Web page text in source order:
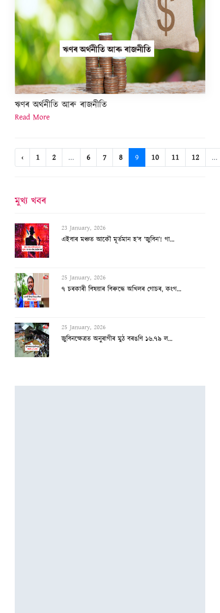
ঋণৰ অৰ্থনীতি আৰু ৰাজনীতি
Read More
‹ 1 2 ... 6 7 8 9 10 11 12 ...
মুখ্য খবৰ
23 January, 2026
এইবাৰ মঞ্চত আকৌ মূৰ্তমান হ’ব ‘জুবিন’! গা...
25 January, 2026
৭ চৰকাৰী বিষয়াৰ বিৰুদ্ধে অখিলৰ গোচৰ, কংগ...
25 January, 2026
জুবিনক্ষেত্ৰত অনুৰাগীৰ মুঠ বৰঙণি ১৬.৭৯ ল...
৯১ পাৰ হ’ল টকা, গুৱাহাটীত সোণৰ দাম দহ গ্...